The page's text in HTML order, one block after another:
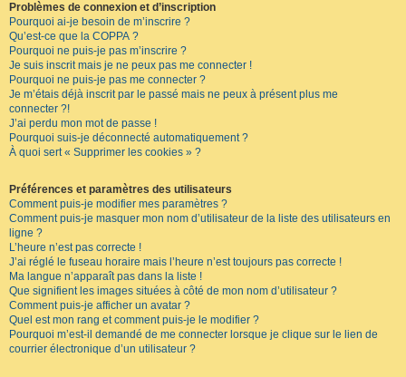
Problèmes de connexion et d’inscription
Pourquoi ai-je besoin de m’inscrire ?
Qu’est-ce que la COPPA ?
Pourquoi ne puis-je pas m’inscrire ?
Je suis inscrit mais je ne peux pas me connecter !
Pourquoi ne puis-je pas me connecter ?
Je m’étais déjà inscrit par le passé mais ne peux à présent plus me
connecter ?!
J’ai perdu mon mot de passe !
Pourquoi suis-je déconnecté automatiquement ?
À quoi sert « Supprimer les cookies » ?
Préférences et paramètres des utilisateurs
Comment puis-je modifier mes paramètres ?
Comment puis-je masquer mon nom d’utilisateur de la liste des utilisateurs en
ligne ?
L’heure n’est pas correcte !
J’ai réglé le fuseau horaire mais l’heure n’est toujours pas correcte !
Ma langue n’apparaît pas dans la liste !
Que signifient les images situées à côté de mon nom d’utilisateur ?
Comment puis-je afficher un avatar ?
Quel est mon rang et comment puis-je le modifier ?
Pourquoi m’est-il demandé de me connecter lorsque je clique sur le lien de
courrier électronique d’un utilisateur ?